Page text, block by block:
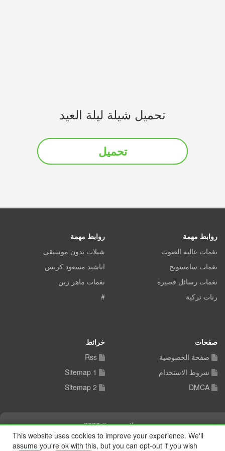
This website uses cookies to improve your experience. We'll
assume you're ok with this, but you can opt-out if you wish
تحميل شيلة ليلة العيد
تحميل
روابط مهمة
نغمات عاليه الصوت
نغمات سامسونج
نغمات رسائل قصيرة
رنات تركية
روابط مهمة
شيلات بدون موسيقى
اناشيد مسعود كرتس
نغمات ماهر زين
#
صفحات
صفحة الخصوصية
شروط الاستخدام
DMCA
خرائط
Rss
Sitemap 1
Sitemap 2
شيلات توب © 2026